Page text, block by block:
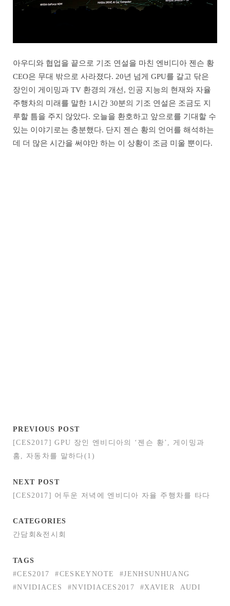
아우디와 협업을 끝으로 기조 연설을 마친 엔비디아 젠슨 황
CEO은 무대 밖으로 사라졌다. 20년 넘게 GPU를 갈고 닦은
장인이 게이밍과 TV 환경의 개선, 인공 지능의 현재와 자율
주행차의 미래를 말한 1시간 30분의 기조 연설은 조금도 지
루할 틈을 주지 않았다. 오늘을 환호하고 앞으로를 기대할 수
있는 이야기로는 충분했다. 단지 젠슨 황의 언어를 해석하는
데 더 많은 시간을 써야만 하는 이 상황이 조금 미울 뿐이다.
PREVIOUS POST
[CES2017] GPU 장인 엔비디아의 ‘젠슨 황’, 게이밍과
홈, 자동차를 말하다(1)
NEXT POST
[CES2017] 어두운 저녁에 엔비디아 자율 주행차를 타다
CATEGORIES
간담회&전시회
TAGS
#CES2017
#CESKEYNOTE
#JENHSUNHUANG
#NVIDIACES
#NVIDIACES2017 #XAVIER AUDI